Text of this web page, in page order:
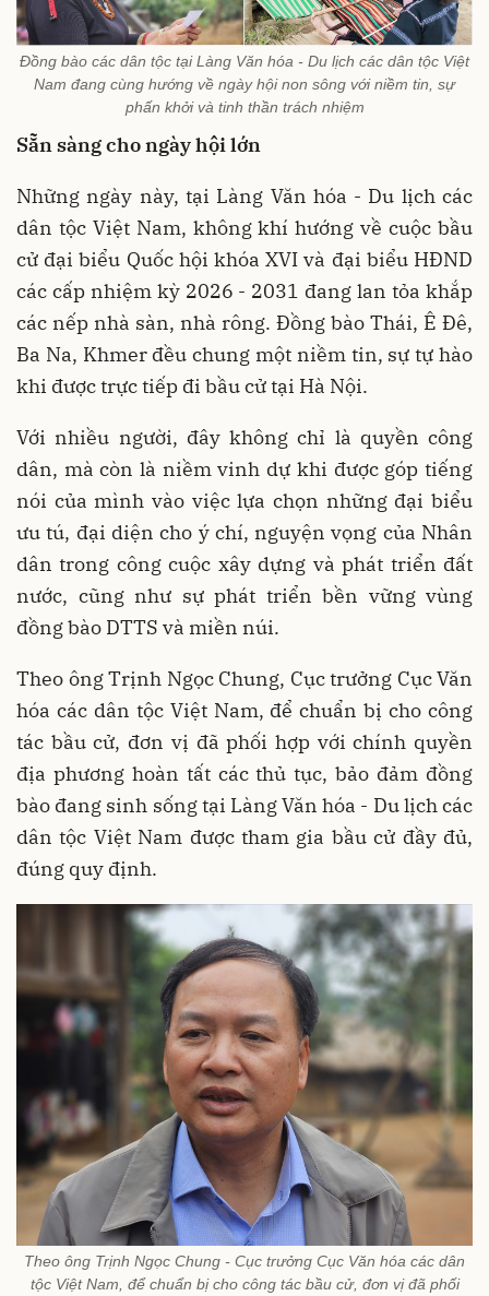
Đồng bào các dân tộc tại Làng Văn hóa - Du lịch các dân tộc Việt
Nam đang cùng hướng về ngày hội non sông với niềm tin, sự
phấn khởi và tinh thần trách nhiệm
Sẵn sàng cho ngày hội lớn
Những ngày này, tại Làng Văn hóa - Du lịch các
dân tộc Việt Nam, không khí hướng về cuộc bầu
cử đại biểu Quốc hội khóa XVI và đại biểu HĐND
các cấp nhiệm kỳ 2026 - 2031 đang lan tỏa khắp
các nếp nhà sàn, nhà rông. Đồng bào Thái, Ê Đê,
Ba Na, Khmer đều chung một niềm tin, sự tự hào
khi được trực tiếp đi bầu cử tại Hà Nội.
Với nhiều người, đây không chỉ là quyền công
dân, mà còn là niềm vinh dự khi được góp tiếng
nói của mình vào việc lựa chọn những đại biểu
ưu tú, đại diện cho ý chí, nguyện vọng của Nhân
dân trong công cuộc xây dựng và phát triển đất
nước, cũng như sự phát triển bền vững vùng
đồng bào DTTS và miền núi.
Theo ông Trịnh Ngọc Chung, Cục trưởng Cục Văn
hóa các dân tộc Việt Nam, để chuẩn bị cho công
tác bầu cử, đơn vị đã phối hợp với chính quyền
địa phương hoàn tất các thủ tục, bảo đảm đồng
bào đang sinh sống tại Làng Văn hóa - Du lịch các
dân tộc Việt Nam được tham gia bầu cử đầy đủ,
đúng quy định.
Theo ông Trịnh Ngọc Chung - Cục trưởng Cục Văn hóa các dân
tộc Việt Nam, để chuẩn bị cho công tác bầu cử, đơn vị đã phối